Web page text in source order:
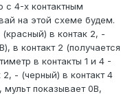
с 4-х контактным
на этой схеме будем.
в контак 2, -
в контакт 2 (получается
в контакты 1 и 4 -
- (черный) в контакт 4
мульт показывает 0В,